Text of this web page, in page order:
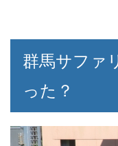
群馬サファ
った？